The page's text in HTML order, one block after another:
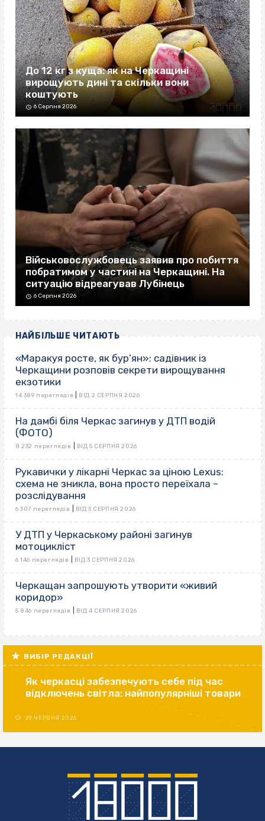
До 12 кг з куща: як на Черкащині
вирощують дині та скільки вони
коштують
6 Серпня 2026
Військовослужбовець заявив про побиття
побратимом у частині на Черкащині. На
ситуацію відреагував Лубінець
6 Серпня 2026
НАЙБІЛЬШЕ ЧИТАЮТЬ
«Маракуя росте, як бур’ян»: садівник із
Черкащини розповів секрети вирощування
екзотики
14 389 переглядів ВІД 2 СЕРПНЯ 2026
На дамбі біля Черкас загинув у ДТП водій
(ФОТО)
8 232 переглядів ВІД 5 СЕРПНЯ 2026
Рукавички у лікарні Черкас за ціною Lexus:
схема не зникла, вона просто переїхала –
розслідування
6 307 переглядів ВІД 3 СЕРПНЯ 2026
У ДТП у Черкаському районі загинув
мотоцикліст
6 146 переглядів ВІД 3 СЕРПНЯ 2026
Черкащан запрошують утворити «живий
коридор»
5 846 переглядів ВІД 4 СЕРПНЯ 2026
ВИБІР РЕДАКЦІЇ
Як черкасці забезпечують себе під час
відключень світла: найпопулярніші товари
29 ЧЕРВНЯ 2026